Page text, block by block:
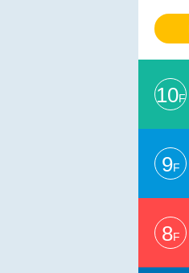
10F
9F
8F